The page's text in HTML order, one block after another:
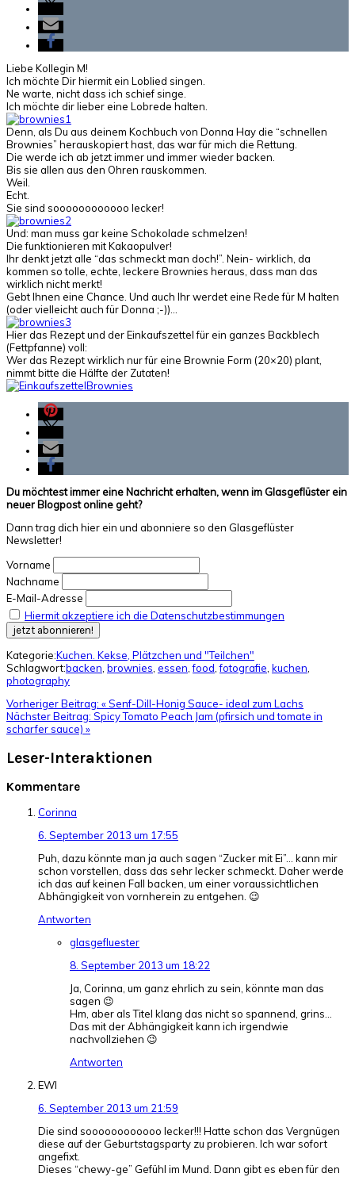
Liebe Kollegin M!
Ich möchte Dir hiermit ein Loblied singen.
Ne warte, nicht dass ich schief singe.
Ich möchte dir lieber eine Lobrede halten.
Denn, als Du aus deinem Kochbuch von Donna Hay die “schnellen
Brownies” herauskopiert hast, das war für mich die Rettung.
Die werde ich ab jetzt immer und immer wieder backen.
Bis sie allen aus den Ohren rauskommen.
Weil.
Echt.
Sie sind soooooooooooo lecker!
Und: man muss gar keine Schokolade schmelzen!
Die funktionieren mit Kakaopulver!
Ihr denkt jetzt alle “das schmeckt man doch!”. Nein- wirklich, da
kommen so tolle, echte, leckere Brownies heraus, dass man das
wirklich nicht merkt!
Gebt Ihnen eine Chance. Und auch Ihr werdet eine Rede für M halten
(oder vielleicht auch für Donna ;-))…
Hier das Rezept und der Einkaufszettel für ein ganzes Backblech
(Fettpfanne) voll:
Wer das Rezept wirklich nur für eine Brownie Form (20×20) plant,
nimmt bitte die Hälfte der Zutaten!
Du möchtest immer eine Nachricht erhalten, wenn im Glasgeflüster ein
neuer Blogpost online geht?
Dann trag dich hier ein und abonniere so den Glasgeflüster
Newsletter!
Vorname
Nachname
E-Mail-Adresse
Hiermit akzeptiere ich die Datenschutzbestimmungen
Kategorie:Kuchen. Kekse, Plätzchen und "Teilchen"
Schlagwort:backen, brownies, essen,food,fotografie, kuchen,
photography
Vorheriger Beitrag: « Senf-Dill-Honig Sauce- ideal zum Lachs
Nächster Beitrag: Spicy Tomato Peach Jam (pfirsich und tomate in
scharfer sauce) »
Leser-Interaktionen
Kommentare
Corinna
6. September 2013 um 17:55
Puh, dazu könnte man ja auch sagen “Zucker mit Ei”… kann mir
schon vorstellen, dass das sehr lecker schmeckt. Daher werde
ich das auf keinen Fall backen, um einer voraussichtlichen
Abhängigkeit von vornherein zu entgehen. 😉
Antworten
glasgefluester
8. September 2013 um 18:22
Ja, Corinna, um ganz ehrlich zu sein, könnte man das
sagen 😉
Hm, aber als Titel klang das nicht so spannend, grins…
Das mit der Abhängigkeit kann ich irgendwie
nachvollziehen 😉
Antworten
EWI
6. September 2013 um 21:59
Die sind soooooooooooo lecker!!! Hatte schon das Vergnügen
diese auf der Geburtstagsparty zu probieren. Ich war sofort
angefixt.
Dieses “chewy-ge” Gefühl im Mund. Dann gibt es eben für den